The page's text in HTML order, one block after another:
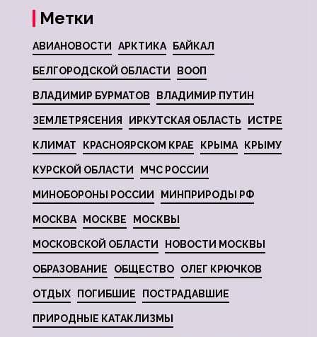
Метки
АВИАНОВОСТИ АРКТИКА БАЙКАЛ
БЕЛГОРОДСКОЙ ОБЛАСТИ ВООП
ВЛАДИМИР БУРМАТОВ ВЛАДИМИР ПУТИН
ЗЕМЛЕТРЯСЕНИЯ ИРКУТСКАЯ ОБЛАСТЬ ИСТРЕ
КЛИМАТ КРАСНОЯРСКОМ КРАЕ КРЫМА КРЫМУ
КУРСКОЙ ОБЛАСТИ МЧС РОССИИ
МИНОБОРОНЫ РОССИИ МИНПРИРОДЫ РФ
МОСКВА МОСКВЕ МОСКВЫ
МОСКОВСКОЙ ОБЛАСТИ НОВОСТИ МОСКВЫ
ОБРАЗОВАНИЕ ОБЩЕСТВО ОЛЕГ КРЮЧКОВ
ОТДЫХ ПОГИБШИЕ ПОСТРАДАВШИЕ
ПРИРОДНЫЕ КАТАКЛИЗМЫ